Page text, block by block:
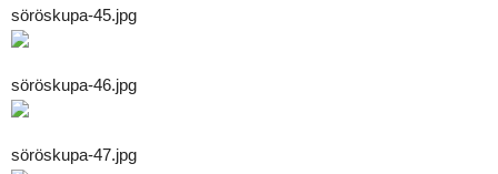
söröskupa-45.jpg
söröskupa-46.jpg
söröskupa-47.jpg